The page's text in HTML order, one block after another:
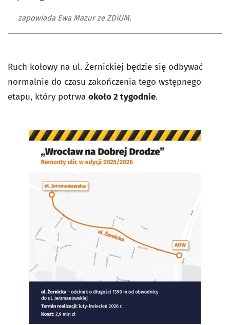
zapowiada Ewa Mazur ze ZDiUM.
Ruch kołowy na ul. Żernickiej będzie się odbywać
normalnie do czasu zakończenia tego wstępnego
etapu, który potrwa około 2 tygodnie.